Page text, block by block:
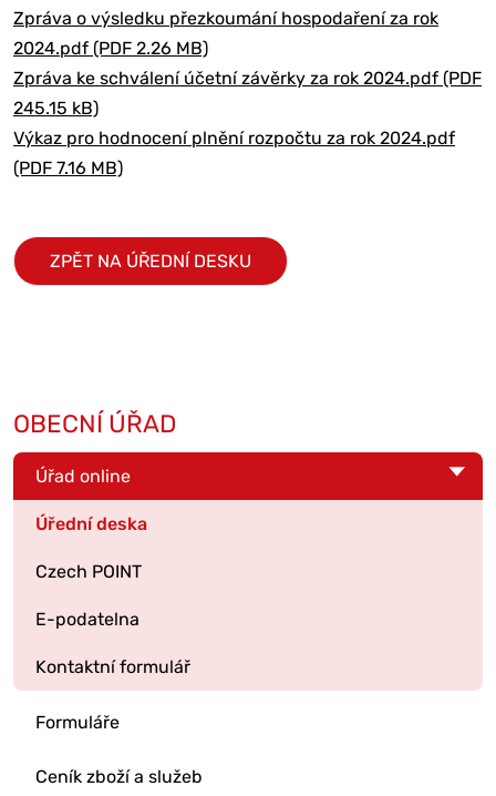
Zpráva o výsledku přezkoumání hospodaření za rok
2024.pdf (PDF 2.26 MB)
Zpráva ke schválení účetní závěrky za rok 2024.pdf (PDF
245.15 kB)
Výkaz pro hodnocení plnění rozpočtu za rok 2024.pdf
(PDF 7.16 MB)
ZPĚT NA ÚŘEDNÍ DESKU
OBECNÍ ÚŘAD
Úřad online
Úřední deska
Czech POINT
E-podatelna
Kontaktní formulář
Formuláře
Ceník zboží a služeb